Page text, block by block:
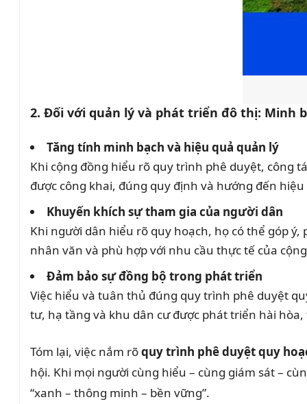
2. Đối với quản lý và phát triển đô thị: Minh
Tăng tính minh bạch và hiệu quả quản lý
Khi cộng đồng hiểu rõ quy trình phê duyệt, công
được công khai, đúng quy định và hướng đến
Khuyến khích sự tham gia của người dân
Khi người dân hiểu rõ quy hoạch, họ có thể góp
nhân văn và phù hợp với nhu cầu thực tế của
Đảm bảo sự đồng bộ trong phát triển
Việc hiểu và tuân thủ đúng quy trình phê duyệt
tư, hạ tầng và khu dân cư được phát triển hài
Tóm lại, việc nắm rõquy trình phê duyệt quy
hội. Khi mọi người cùng hiểu – cùng giám sát –
“xanh – thông minh – bền vững”.